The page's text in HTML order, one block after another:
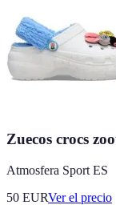
Zuecos crocs
Atmosfera Sport ES
50 EURVer el precio